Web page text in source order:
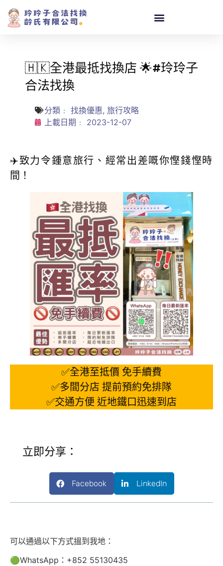
🇭🇰全港最抵找換店 🌟#玲玲子
合法找換
分類﹕ 找換優惠, 旅行攻略
上載日期﹕
2023-12-07
✈️致力令鍾意旅行、經常出差嘅你慳錢慳時
間！
✅全港至抵價 免手續費
✅多間分店 提前預約免排隊
✅交通方便 近地鐵口迅速到店
立即分享：
Facebook LinkedIn
可以通過以下方式搵到我地：
🟢WhatsApp：+852 55130435